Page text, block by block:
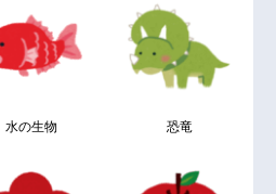
水の生物 恐竜